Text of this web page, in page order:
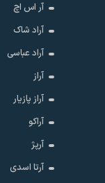
آر اس اچ
آراد شاک
آراد عباسی
آراز
آراز پازیار
آراکو
آرپژ
آرتا اسدی